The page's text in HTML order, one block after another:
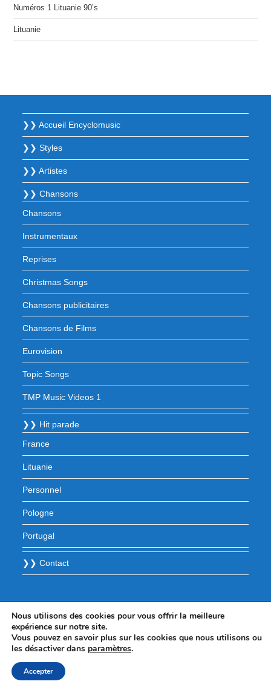
Numéros 1 Lituanie 90’s
Lituanie
❯❯ Accueil Encyclomusic
❯❯ Styles
❯❯ Artistes
❯❯ Chansons
Chansons
Instrumentaux
Reprises
Christmas Songs
Chansons publicitaires
Chansons de Films
Eurovision
Topic Songs
TMP Music Videos 1
❯❯ Hit parade
France
Lituanie
Personnel
Pologne
Portugal
❯❯ Contact
Nous utilisons des cookies pour vous offrir la meilleure
expérience sur notre site.
Vous pouvez en savoir plus sur les cookies que nous utilisons ou
les désactiver dans paramètres.
Accepter